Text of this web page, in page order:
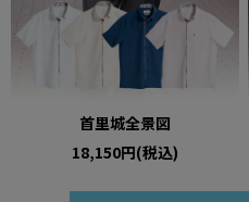
首里城全景図
18,150円(税込)